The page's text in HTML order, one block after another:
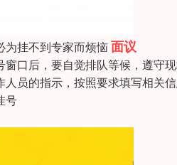
为挂不到专家而烦恼面议
口后，要自觉排队等候，遵守
员的指示，按照要求填写相关
号